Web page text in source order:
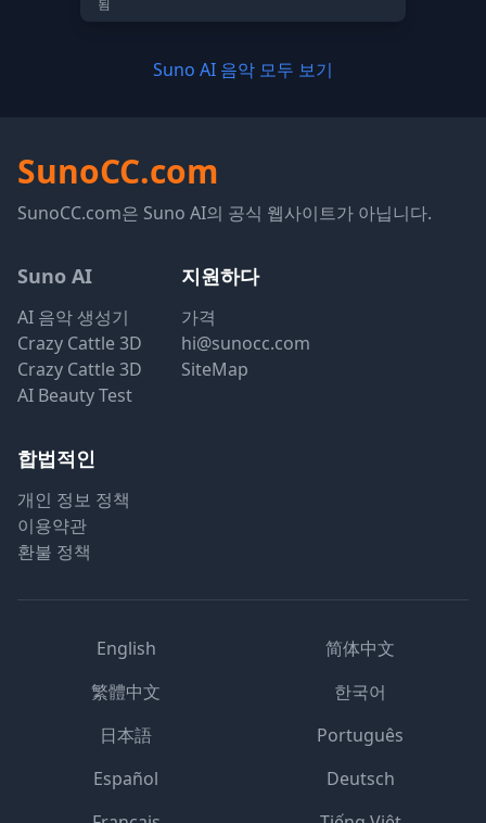
됨
Suno AI 음악 모두 보기
SunoCC.com
SunoCC.com은 Suno AI의 공식 웹사이트가 아닙니다.
Suno AI
AI 음악 생성기
Crazy Cattle 3D
Crazy Cattle 3D
AI Beauty Test
지원하다
가격
hi@sunocc.com
SiteMap
합법적인
개인 정보 정책
이용약관
환불 정책
English
简体中文
繁體中文
한국어
日本語
Português
Español
Deutsch